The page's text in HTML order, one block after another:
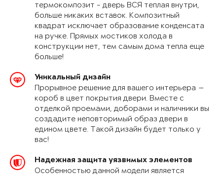
термокомпозит - дверь ВСЯ теплая внутри,
больше никаких вставок. Композитный
квадрат исключает образование конденсата
на ручке. Прямых мостиков холода в
конструкции нет, тем самым дома тепла еще
больше!
Уникальный дизайн
Прорывное решение для вашего интерьера —
короб в цвет покрытия двери. Вместе с
отделкой проемами, доборами и наличники вы
создадите неповторимый образ двери в
едином цвете. Такой дизайн будет только у
вас!
Надежная защита уязвимых элементов
Особенностью данной модели является